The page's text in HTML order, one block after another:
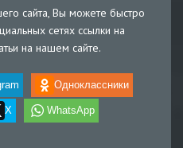
сайта, Вы можете быстро
сетях ссылки на
на нашем сайте.
Одноклассники
X WhatsApp